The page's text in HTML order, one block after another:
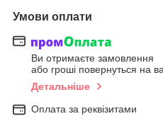
Умови оплати
Ви отримаєте замовлення
або гроші повернуться на
Детальніше
Оплата за реквізитами